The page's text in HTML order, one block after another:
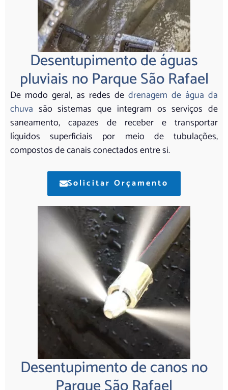
Desentupimento de águas
pluviais no Parque São Rafael
De modo geral, as redes de drenagem de água da
chuva são sistemas que integram os serviços de
saneamento, capazes de receber e transportar
líquidos superficiais por meio de tubulações,
compostos de canais conectados entre si.
Solicitar Orçamento
Desentupimento de canos no